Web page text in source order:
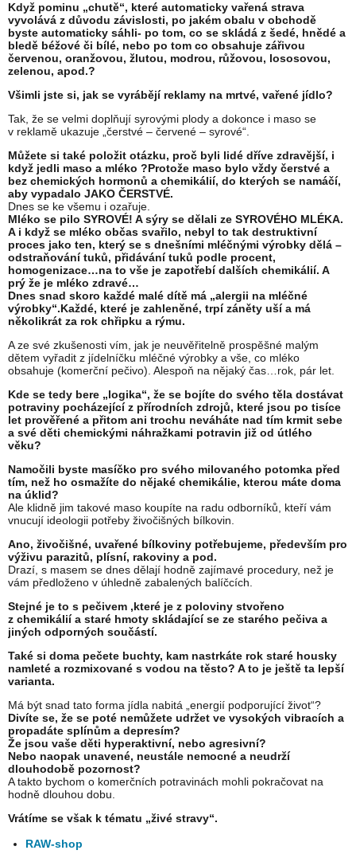
Když pominu „chutě“, které automaticky vařená strava
vyvolává z důvodu závislosti, po jakém obalu v obchodě
byste automaticky sáhli- po tom, co se skládá z šedé, hnědé a
bledě béžové či bílé, nebo po tom co obsahuje zářivou
červenou, oranžovou, žlutou, modrou, růžovou, lososovou,
zelenou, apod.?
Všimli jste si, jak se vyrábějí reklamy na mrtvé, vařené jídlo?
Tak, že se velmi doplňují syrovými plody a dokonce i maso se
v reklamě ukazuje „čerstvé – červené – syrové“.
Můžete si také položit otázku, proč byli lidé dříve zdravější, i
když jedli maso a mléko ?Protože maso bylo vždy čerstvé a
bez chemických hormonů a chemikálií, do kterých se namáčí,
aby vypadalo JAKO ČERSTVÉ.
Dnes se ke všemu i ozařuje.
Mléko se pilo SYROVÉ! A sýry se dělali ze SYROVÉHO MLÉKA.
A i když se mléko občas svařilo, nebyl to tak destruktivní
proces jako ten, který se s dnešními mléčnými výrobky dělá –
odstraňování tuků, přidávání tuků podle procent,
homogenizace…na to vše je zapotřebí dalších chemikálií. A
prý že je mléko zdravé…
Dnes snad skoro každé malé dítě má „alergii na mléčné
výrobky“.Každé, které je zahleněné, trpí záněty uší a má
několikrát za rok chřipku a rýmu.
A ze své zkušenosti vím, jak je neuvěřitelně prospěšné malým
dětem vyřadit z jídelníčku mléčné výrobky a vše, co mléko
obsahuje (komerční pečivo). Alespoň na nějaký čas…rok, pár let.
Kde se tedy bere „logika“, že se bojíte do svého těla dostávat
potraviny pocházející z přírodních zdrojů, které jsou po tisíce
let prověřené a přitom ani trochu neváháte nad tím krmit sebe
a své děti chemickými náhražkami potravin již od útlého
věku?
Namočili byste masíčko pro svého milovaného potomka před
tím, než ho osmažíte do nějaké chemikálie, kterou máte doma
na úklid?
Ale klidně jim takové maso koupíte na radu odborníků, kteří vám
vnucují ideologii potřeby živočišných bílkovin.
Ano, živočišné, uvařené bílkoviny potřebujeme, především pro
výživu parazitů, plísní, rakoviny a pod.
Drazí, s masem se dnes dělají hodně zajímavé procedury, než je
vám předloženo v úhledně zabalených balíčcích.
Stejné je to s pečivem ,které je z poloviny stvořeno
z chemikálií a staré hmoty skládající se ze starého pečiva a
jiných odporných součástí.
Také si doma pečete buchty, kam nastrkáte rok staré housky
namleté a rozmixované s vodou na těsto? A to je ještě ta lepší
varianta.
Má být snad tato forma jídla nabitá „energií podporující život“?
Divíte se, že se poté nemůžete udržet ve vysokých vibracích a
propadáte splínům a depresím?
Že jsou vaše děti hyperaktivní, nebo agresivní?
Nebo naopak unavené, neustále nemocné a neudrží
dlouhodobě pozornost?
A takto bychom o komerčních potravinách mohli pokračovat na
hodně dlouhou dobu.
Vrátíme se však k tématu „živé stravy“.
RAW-shop